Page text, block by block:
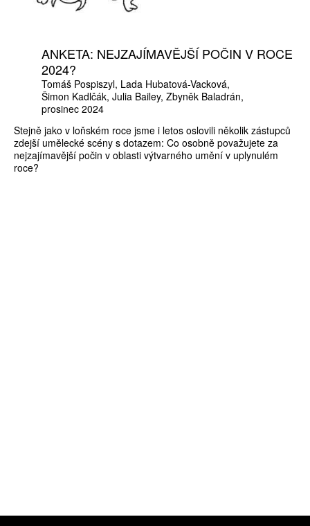
ANKETA: NEJZAJÍMAVĚJŠÍ POČIN V ROCE
2024?
Tomáš Pospiszyl Lada Hubatová-Vacková
Šimon Kadlčák Julia Bailey Zbyněk Baladrán
prosinec 2024
Stejně jako v loňském roce jsme i letos oslovili několik zástupců
zdejší umělecké scény s dotazem: Co osobně považujete za
nejzajímavější počin v oblasti výtvarného umění v uplynulém
roce?